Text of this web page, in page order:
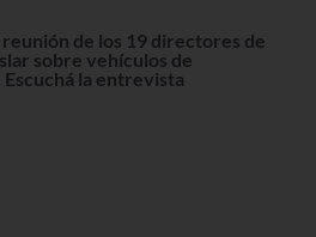
de los 19 directores de
sobre vehículos de
la entrevista